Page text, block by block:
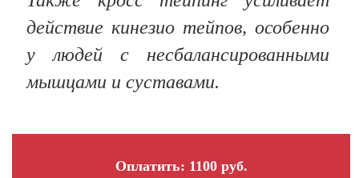
действие кинезио тейпов, особенно
у людей с несбалансированными
мышцами и суставами.
Оплатить: 1100 руб.